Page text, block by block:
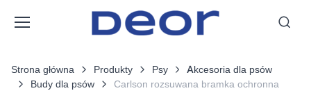
Strona główna Produkty Psy
Akcesoria dla psów
Budy dla psów
Carlson rozsuwana bramka ochronna